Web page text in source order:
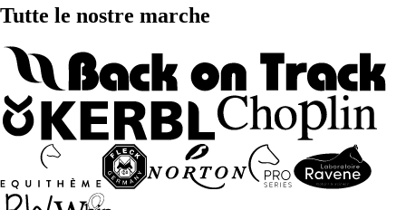
Tutte le nostre marche